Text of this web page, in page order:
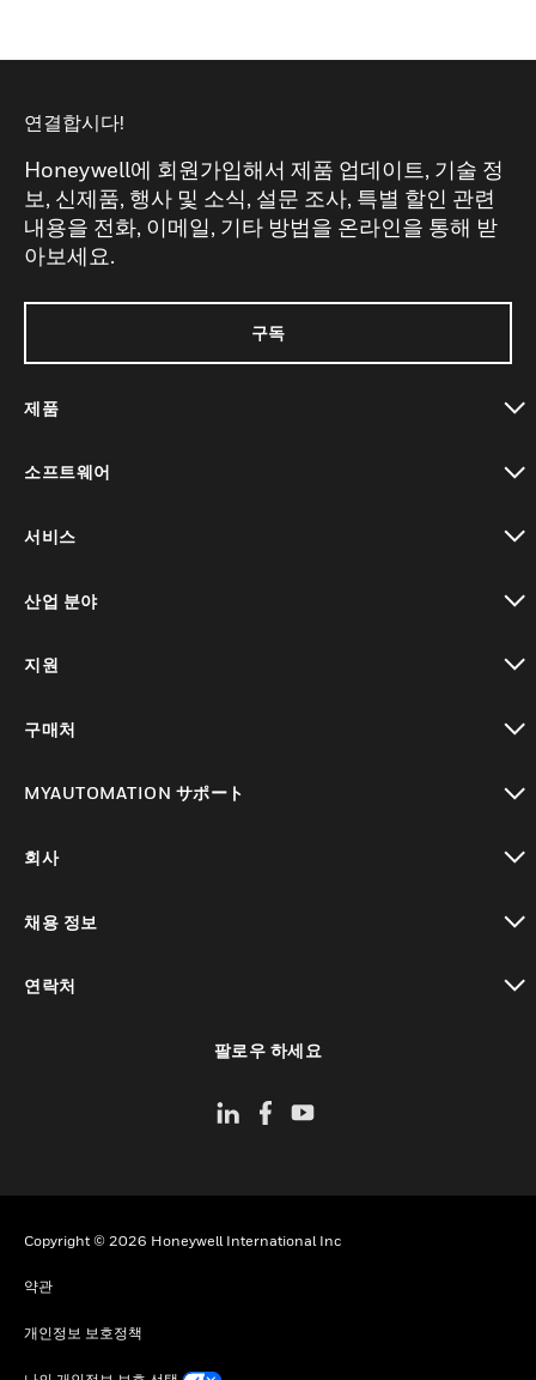
연결합시다!
Honeywell에 회원가입해서 제품 업데이트, 기술 정
보, 신제품, 행사 및 소식, 설문 조사, 특별 할인 관련
내용을 전화, 이메일, 기타 방법을 온라인을 통해 받
아보세요.
구독
제품
소프트웨어
서비스
산업 분야
지원
구매처
MYAUTOMATION サポート
회사
채용 정보
연락처
팔로우 하세요
Copyright © 2026 Honeywell International Inc
약관
개인정보 보호정책